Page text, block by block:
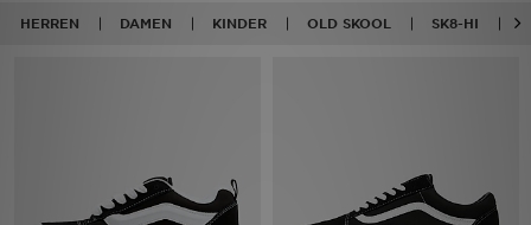
HERREN DAMEN KINDER OLD SKOOL SK8-HI
Herren